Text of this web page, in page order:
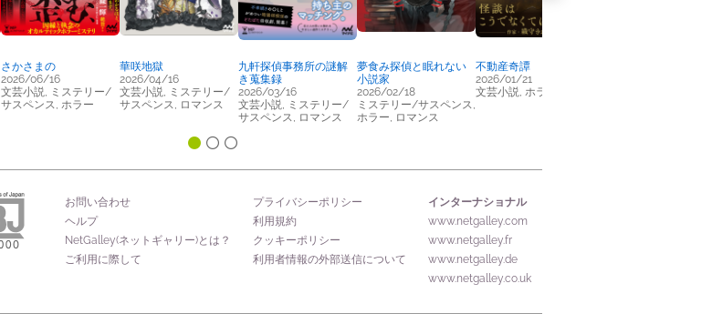
さかさまの
2026/06/16
文芸小説, ミステリー/
サスペンス, ホラー
華咲地獄
2026/04/16
文芸小説, ミステリー/
サスペンス, ロマンス
九軒探偵事務所の謎解
き蒐集録
2026/03/16
文芸小説, ミステリー/
サスペンス, ロマンス
夢食み探偵と眠れない
小説家
2026/02/18
ミステリー/サスペンス,
ホラー, ロマンス
不動産奇譚
2026/01/21
文芸小説, ホラー
お問い合わせ
ヘルプ
NetGalley(ネットギャリー)とは？
ご利用に際して
プライバシーポリシー
利用規約
クッキーポリシー
利用者情報の外部送信について
インターナショナル
www.netgalley.com
www.netgalley.fr
www.netgalley.de
www.netgalley.co.uk